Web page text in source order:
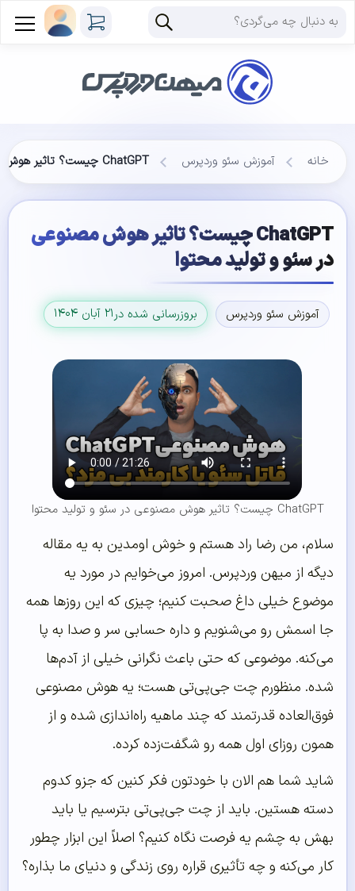
خانه آموزش سئو وردپرس ChatGPT چیست؟ تاثیر هوش مصنوعی در سئو و تولید محتوا
ChatGPT چیست؟ تاثیر هوش مصنوعی
در سئو و تولید محتوا
آموزش سئو وردپرس بروزرسانی شده در۲۱ آبان ۱۴۰۴
ChatGPT چیست؟ تاثیر هوش مصنوعی در سئو و تولید محتوا
سلام، من رضا راد هستم و خوش اومدین به یه مقاله
دیگه از میهن وردپرس. امروز می‌خوایم در مورد یه
موضوع خیلی داغ صحبت کنیم؛ چیزی که این روزها همه
جا اسمش رو می‌شنویم و داره حسابی سر و صدا به پا
می‌کنه. موضوعی که حتی باعث نگرانی خیلی از آدم‌ها
شده. منظورم چت جی‌پی‌تی هست؛ یه هوش مصنوعی
فوق‌العاده قدرتمند که چند ماهیه راه‌اندازی شده و از
همون روزای اول همه رو شگفت‌زده کرده.
شاید شما هم الان با خودتون فکر کنین که جزو کدوم
دسته هستین. باید از چت جی‌پی‌تی بترسیم یا باید
بهش به چشم یه فرصت نگاه کنیم؟ اصلاً این ابزار چطور
کار می‌کنه و چه تأثیری قراره روی زندگی و دنیای ما بذاره؟